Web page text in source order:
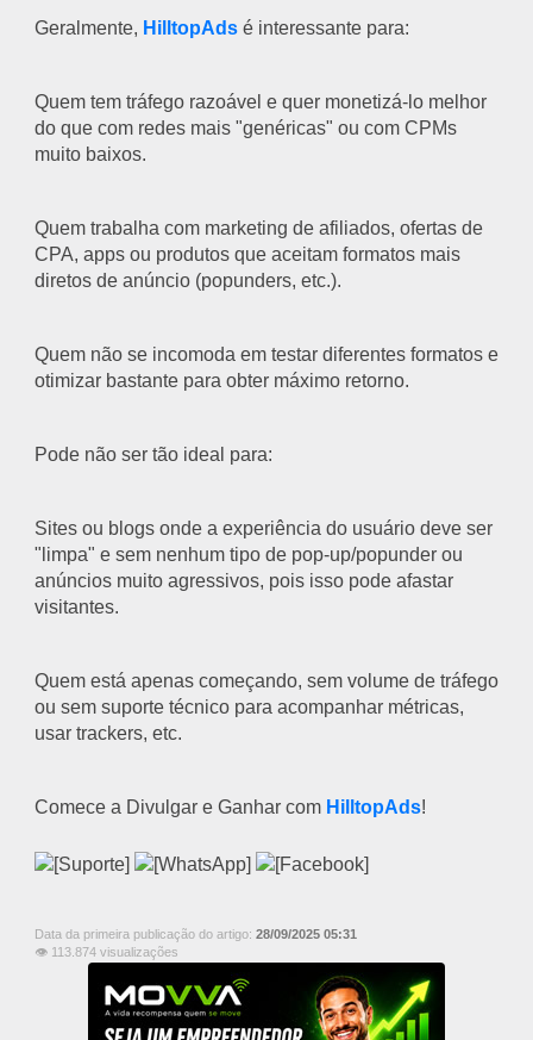
Geralmente, HilltopAdsé interessante para:
Quem tem tráfego razoável e quer monetizá-lo melhor
do que com redes mais "genéricas" ou com CPMs
muito baixos.
Quem trabalha com marketing de afiliados, ofertas de
CPA, apps ou produtos que aceitam formatos mais
diretos de anúncio (popunders, etc.).
Quem não se incomoda em testar diferentes formatos e
otimizar bastante para obter máximo retorno.
Pode não ser tão ideal para:
Sites ou blogs onde a experiência do usuário deve ser
"limpa" e sem nenhum tipo de pop-up/popunder ou
anúncios muito agressivos, pois isso pode afastar
visitantes.
Quem está apenas começando, sem volume de tráfego
ou sem suporte técnico para acompanhar métricas,
usar trackers, etc.
Comece a Divulgar e Ganhar com HilltopAds!
Data da primeira publicação do artigo: 28/09/2025 05:31
👁 113.874 visualizações